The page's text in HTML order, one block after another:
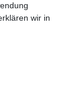
wir in